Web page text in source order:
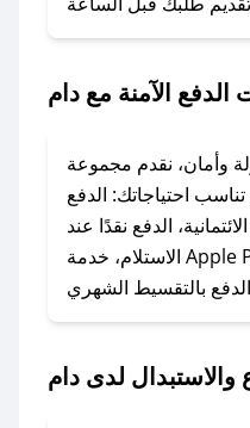
2. الصقه في خانة الدفع عند التسوق من دام.
مع فريق دعم صحصح عبر
في أسرع وقت ممكن.
### ماذا أفعل إذا لم أجد كود خصم لمتجري
المفضل؟
المفضل، يمكنك
توفير الكوبونات في
الدفع الآمنة مع دام
وأمان، نقدم مجموعة
احتياجاتك: الدفع
الدفع نقدًا عند
الاستلام، خدمة Apple Pay، بالإضافة إلى إمكانية
والاستبدال لدى دام